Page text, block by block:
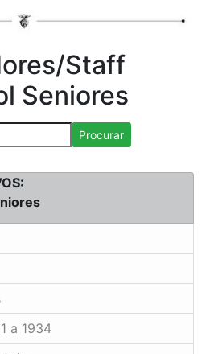
Staff
Seniores
Procurar
a 1934